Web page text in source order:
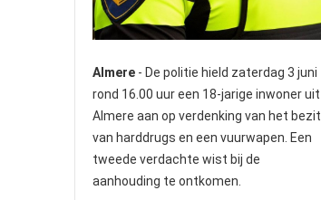
Almere - De politie hield zaterdag 3 juni
rond 16.00 uur een 18-jarige inwoner uit
Almere aan op verdenking van het bezit
van harddrugs en een vuurwapen. Een
tweede verdachte wist bij de
aanhouding te ontkomen.